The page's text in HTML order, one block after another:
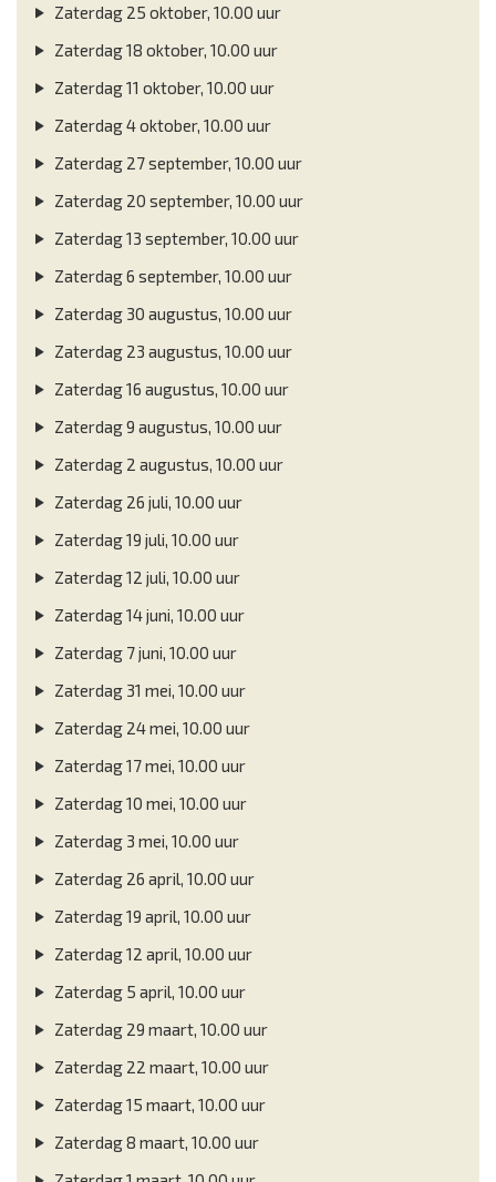
Zaterdag 25 oktober, 10.00 uur
Zaterdag 18 oktober, 10.00 uur
Zaterdag 11 oktober, 10.00 uur
Zaterdag 4 oktober, 10.00 uur
Zaterdag 27 september, 10.00 uur
Zaterdag 20 september, 10.00 uur
Zaterdag 13 september, 10.00 uur
Zaterdag 6 september, 10.00 uur
Zaterdag 30 augustus, 10.00 uur
Zaterdag 23 augustus, 10.00 uur
Zaterdag 16 augustus, 10.00 uur
Zaterdag 9 augustus, 10.00 uur
Zaterdag 2 augustus, 10.00 uur
Zaterdag 26 juli, 10.00 uur
Zaterdag 19 juli, 10.00 uur
Zaterdag 12 juli, 10.00 uur
Zaterdag 14 juni, 10.00 uur
Zaterdag 7 juni, 10.00 uur
Zaterdag 31 mei, 10.00 uur
Zaterdag 24 mei, 10.00 uur
Zaterdag 17 mei, 10.00 uur
Zaterdag 10 mei, 10.00 uur
Zaterdag 3 mei, 10.00 uur
Zaterdag 26 april, 10.00 uur
Zaterdag 19 april, 10.00 uur
Zaterdag 12 april, 10.00 uur
Zaterdag 5 april, 10.00 uur
Zaterdag 29 maart, 10.00 uur
Zaterdag 22 maart, 10.00 uur
Zaterdag 15 maart, 10.00 uur
Zaterdag 8 maart, 10.00 uur